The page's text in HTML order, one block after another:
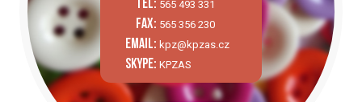
tel: 565 493 331
fax: 565 356 230
email: kpz@kpzas.cz
skype: KPZAS